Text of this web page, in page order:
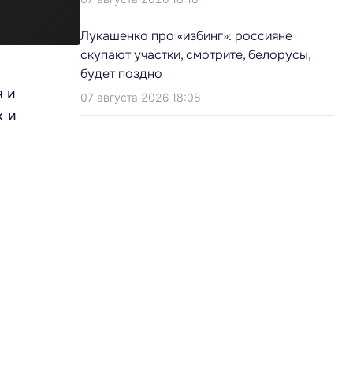
и
и
Лукашенко про «избинг»: россияне
скупают участки, смотрите, белорусы,
будет поздно
07 августа 2026 18:08